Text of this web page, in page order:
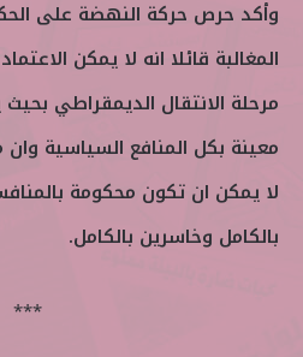
وأكد حرص حركة النهضة على
المغالبة قائلا انه لا يمكن
مرحلة الانتقال الديمقراطي
معينة بكل المنافع السياسية وان
لا يمكن ان تكون محكومة
بالكامل وخاسرين بالكامل.
***